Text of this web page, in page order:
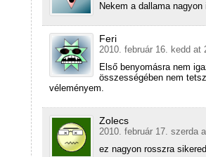
Nekem a dallama
Feri
2010. február 16. kedd at
Első benyomásra nem
összességében nem
véleményem.
Zolecs
2010. február 17. szerda
ez nagyon rosszra